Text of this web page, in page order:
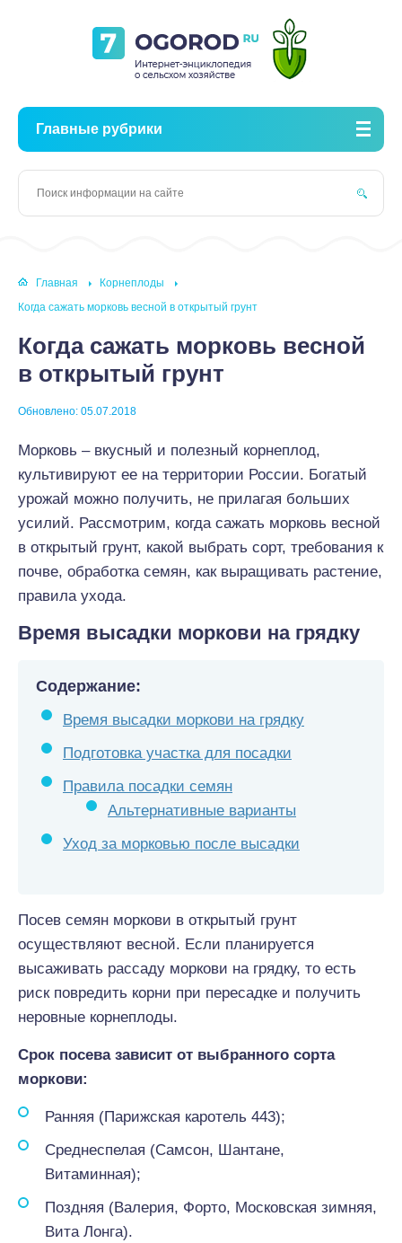
Главные рубрики
Главная
Корнеплоды
Когда сажать морковь весной в открытый грунт
Когда сажать морковь весной
в открытый грунт
Обновлено: 05.07.2018
Морковь – вкусный и полезный корнеплод,
культивируют ее на территории России. Богатый
урожай можно получить, не прилагая больших
усилий. Рассмотрим, когда сажать морковь весной
в открытый грунт, какой выбрать сорт, требования к
почве, обработка семян, как выращивать растение,
правила ухода.
Время высадки моркови на грядку
Содержание:
Время высадки моркови на грядку
Подготовка участка для посадки
Правила посадки семян
Альтернативные варианты
Уход за морковью после высадки
Посев семян моркови в открытый грунт
осуществляют весной. Если планируется
высаживать рассаду моркови на грядку, то есть
риск повредить корни при пересадке и получить
неровные корнеплоды.
Срок посева зависит от выбранного сорта
моркови:
Ранняя (Парижская каротель 443);
Среднеспелая (Самсон, Шантане,
Витаминная);
Поздняя (Валерия, Форто, Московская зимняя,
Вита Лонга).